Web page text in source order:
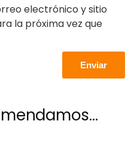
electrónico y sitio
la próxima vez que